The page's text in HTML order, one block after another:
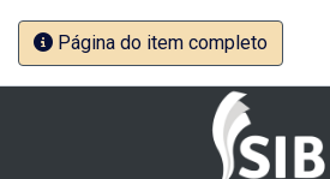
Página do item completo